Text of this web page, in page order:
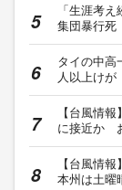
「生涯考
集団暴行
タイの中
人以上け
【台風情
に接近か
【台風情
本州は土曜